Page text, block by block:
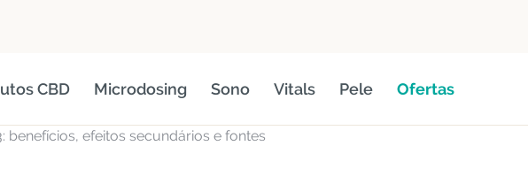
CBD Microdosing Sono Vitals Pele Ofertas
benefícios, efeitos secundários e fontes